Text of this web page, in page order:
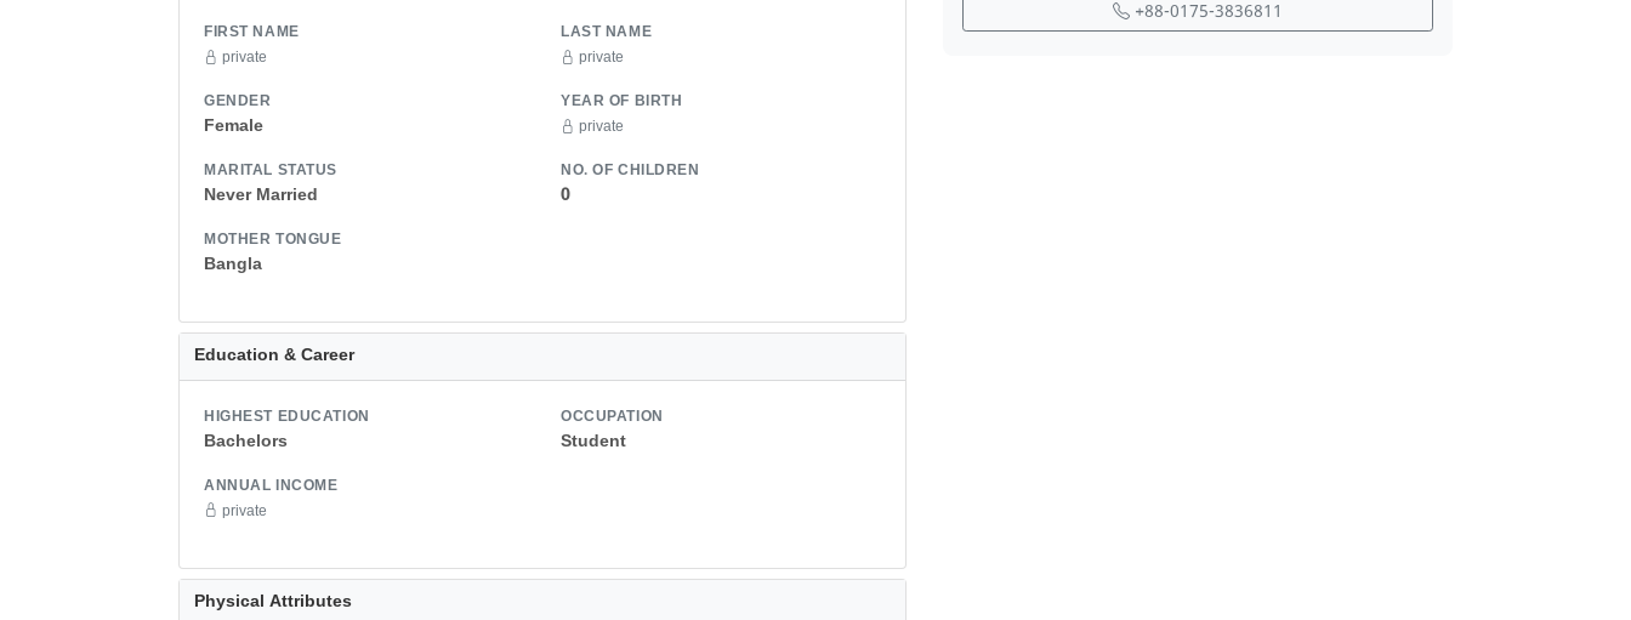
FIRST NAME
private
LAST NAME
private
GENDER
Female
YEAR OF BIRTH
private
MARITAL STATUS
Never Married
NO. OF CHILDREN
0
MOTHER TONGUE
Bangla
Education & Career
HIGHEST EDUCATION
Bachelors
OCCUPATION
Student
ANNUAL INCOME
private
Physical Attributes
+88-0175-3836811